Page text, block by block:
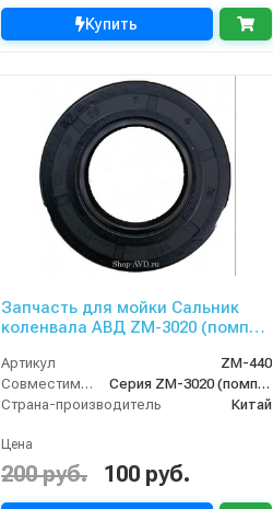
Купить
Запчасть для мойки Сальник
коленвала АВД ZM-3020 (помпа
Артикул
ZM-440
Совместимость
Серия ZM-3020 (помпа ZM-2015)
Страна-производитель
Китай
Цена
200 руб. 100 руб.